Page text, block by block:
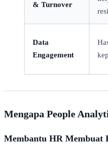
& Turnover
Data
Engagement
Mengapa People
Membantu HR Membuat